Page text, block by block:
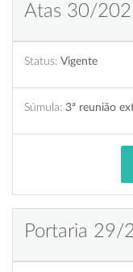
Atas 30/
Status: Vigente
Súmula: 3ª reunião
Portaria 29/